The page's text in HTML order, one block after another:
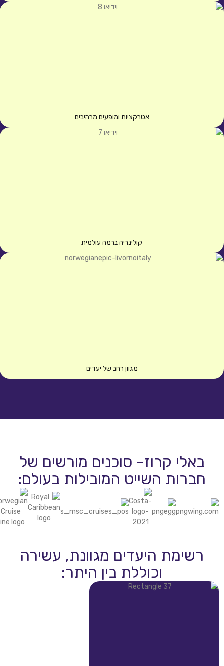
אטרקציות ומופעים מרהיבים
קולינריה ברמה עולמית
מגוון רחב של יעדים
קרוז- סוכנים מורשים של
השייט המובילות בעולם:
היעדים מגוונת, עשירה
וכוללת בין היתר: